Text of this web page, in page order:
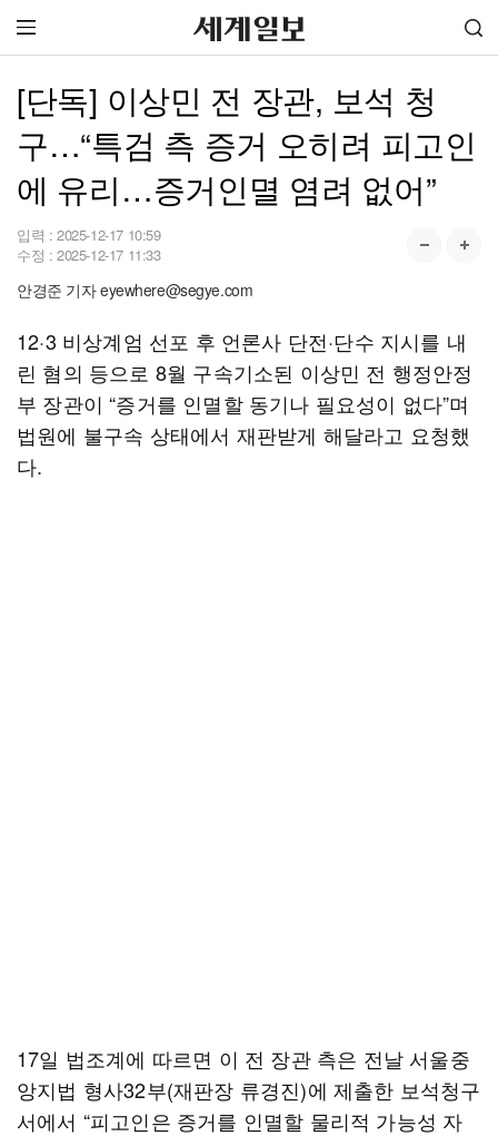
[단독] 이상민 전 장관, 보석 청
구…“특검 측 증거 오히려 피고인
에 유리…증거인멸 염려 없어”
입력 : 2025-12-17 10:59
수정 : 2025-12-17 11:33
안경준 기자 eyewhere@segye.com
12·3 비상계엄 선포 후 언론사 단전·단수 지시를 내
린 혐의 등으로 8월 구속기소된 이상민 전 행정안정
부 장관이 “증거를 인멸할 동기나 필요성이 없다”며
법원에 불구속 상태에서 재판받게 해달라고 요청했
다.
17일 법조계에 따르면 이 전 장관 측은 전날 서울중
앙지법 형사32부(재판장 류경진)에 제출한 보석청구
서에서 “피고인은 증거를 인멸할 물리적 가능성 자